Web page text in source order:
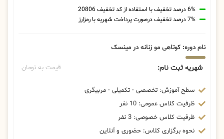
6% درصد تخفیف با استفاده از کد تخفیف 20806
7% درصد تخفیف درصورت پرداخت شهریه با رمزارز
نام دوره: کوتاهی مو زنانه در مینسک
شهریه ثبت نام: قیمت به تومان
سطح آموزش: تخصصی - تکمیلی - مربیگری
ظرفیت کلاس عمومی: 10 نفر
ظرفیت کلاس خصوصی: 3 نفر
نحوه برگزاری کلاس: حضوری و آنلاین